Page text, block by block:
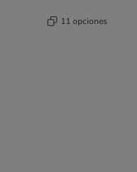
11 opciones